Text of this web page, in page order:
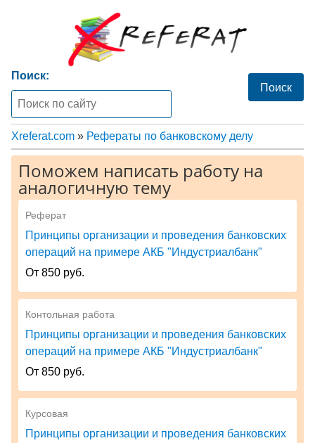
Поиск:
Xreferat.com » Рефераты по банковскому делу
Поможем написать работу на
аналогичную тему
Реферат
Принципы организации и проведения банковских
операций на примере АКБ "Индустриалбанк"
От 850 руб.
Контольная работа
Принципы организации и проведения банковских
операций на примере АКБ "Индустриалбанк"
От 850 руб.
Курсовая
Принципы организации и проведения банковских